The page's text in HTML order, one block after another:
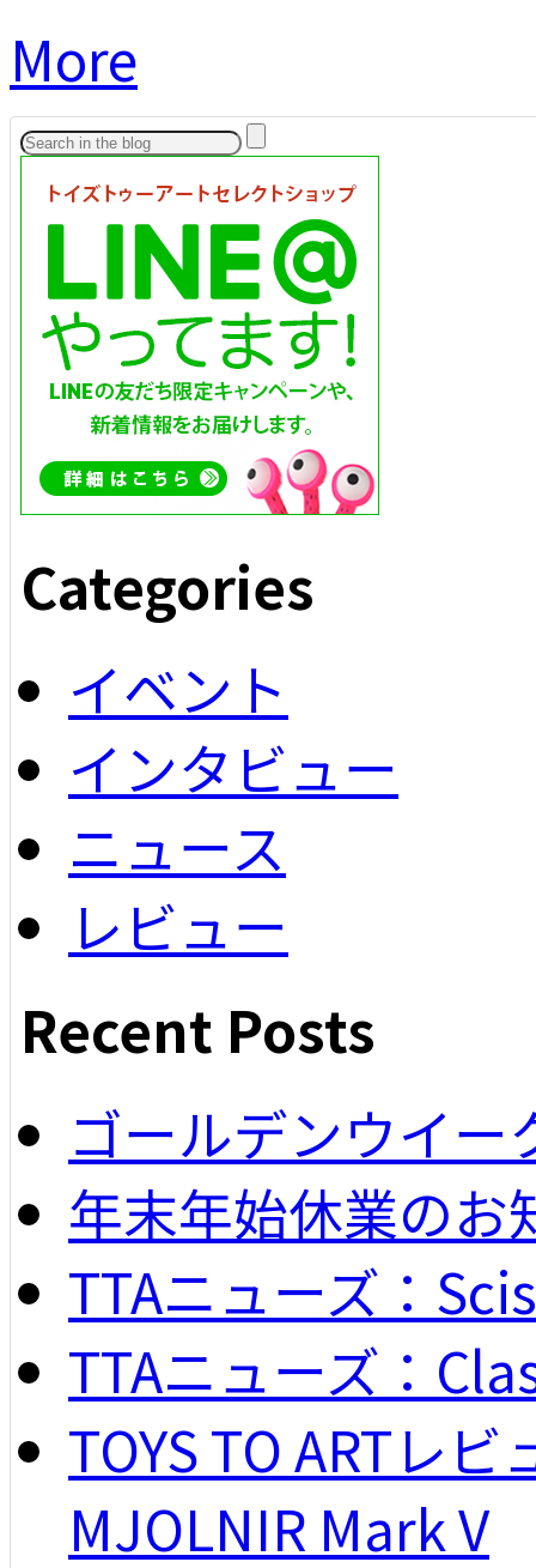
More
Categories
イベント
インタビュー
ニュース
レビュー
Recent Posts
ゴールデンウイー
年末年始休業のお
TTAニューズ：
TTAニューズ：
TOYS TO ARTレ
MJOLNIR Mark V